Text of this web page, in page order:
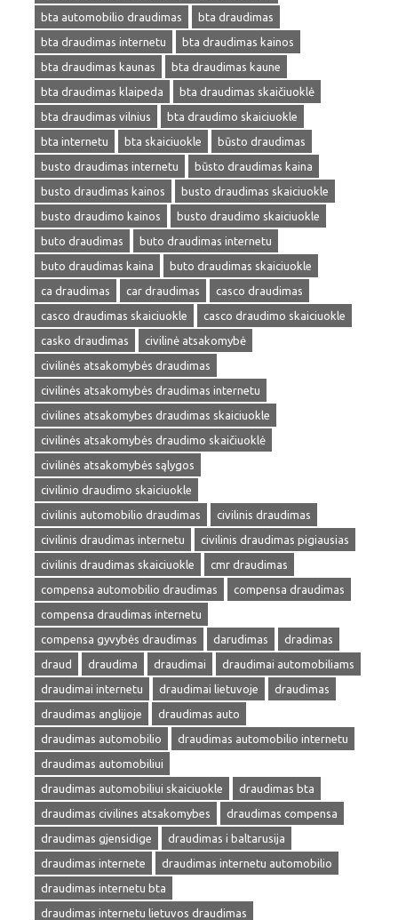
bta automobilio draudimas
bta draudimas
bta draudimas internetu
bta draudimas kainos
bta draudimas kaunas
bta draudimas kaune
bta draudimas klaipeda
bta draudimas skaičiuoklė
bta draudimas vilnius
bta draudimo skaiciuokle
bta internetu
bta skaiciuokle
būsto draudimas
busto draudimas internetu
būsto draudimas kaina
busto draudimas kainos
busto draudimas skaiciuokle
busto draudimo kainos
busto draudimo skaiciuokle
buto draudimas
buto draudimas internetu
buto draudimas kaina
buto draudimas skaiciuokle
ca draudimas
car draudimas
casco draudimas
casco draudimas skaiciuokle
casco draudimo skaiciuokle
casko draudimas
civilinė atsakomybė
civilinės atsakomybės draudimas
civilinės atsakomybės draudimas internetu
civilines atsakomybes draudimas skaiciuokle
civilinės atsakomybės draudimo skaičiuoklė
civilinės atsakomybės sąlygos
civilinio draudimo skaiciuokle
civilinis automobilio draudimas
civilinis draudimas
civilinis draudimas internetu
civilinis draudimas pigiausias
civilinis draudimas skaiciuokle
cmr draudimas
compensa automobilio draudimas
compensa draudimas
compensa draudimas internetu
compensa gyvybės draudimas
darudimas
dradimas
draud
draudima draudimai
draudimai automobiliams
draudimai internetu
draudimai lietuvoje
draudimas
draudimas anglijoje
draudimas auto
draudimas automobilio
draudimas automobilio internetu
draudimas automobiliui
draudimas automobiliui skaiciuokle
draudimas bta
draudimas civilines atsakomybes
draudimas compensa
draudimas gjensidige
draudimas i baltarusija
draudimas internete
draudimas internetu automobilio
draudimas internetu bta
draudimas internetu lietuvos draudimas